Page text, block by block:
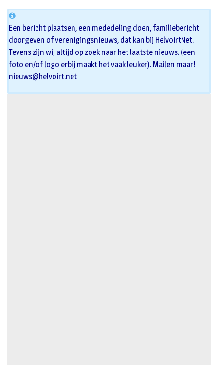
Een bericht plaatsen, een mededeling doen, familiebericht
doorgeven of verenigingsnieuws, dat kan bij HelvoirtNet.
Tevens zijn wij altijd op zoek naar het laatste nieuws. (een
foto en/of logo erbij maakt het vaak leuker). Mailen maar!
nieuws@helvoirt.net